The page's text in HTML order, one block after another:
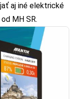
aj iné elektrické
MH SR.